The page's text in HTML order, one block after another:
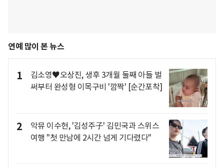
연예 많이 본 뉴스
1
김소영♥오상진, 생후 3개월 둘째 아들 벌
써부터 완성형 이목구비 '깜짝' [순간포착]
2
악뮤 이수현, '김성주子' 김민국과 스위스
여행 "첫 만남에 2시간 넘게 기다렸다"